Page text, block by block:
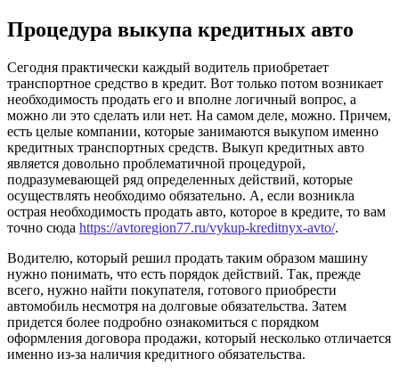
Процедура выкупа кредитных авто
Сегодня практически каждый водитель приобретает
транспортное средство в кредит. Вот только потом возникает
необходимость продать его и вполне логичный вопрос, а
можно ли это сделать или нет. На самом деле, можно. Причем,
есть целые компании, которые занимаются выкупом именно
кредитных транспортных средств. Выкуп кредитных авто
является довольно проблематичной процедурой,
подразумевающей ряд определенных действий, которые
осуществлять необходимо обязательно. А, если возникла
острая необходимость продать авто, которое в кредите, то вам
точно сюда https://avtoregion77.ru/vykup-kreditnyx-avto/.
Водителю, который решил продать таким образом машину
нужно понимать, что есть порядок действий. Так, прежде
всего, нужно найти покупателя, готового приобрести
автомобиль несмотря на долговые обязательства. Затем
придется более подробно ознакомиться с порядком
оформления договора продажи, который несколько отличается
именно из-за наличия кредитного обязательства.